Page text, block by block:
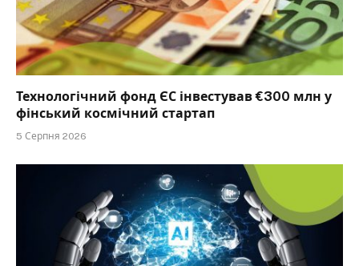
Технологічний фонд ЄС інвестував €300 млн у
фінський космічний стартап
5 Серпня 2026